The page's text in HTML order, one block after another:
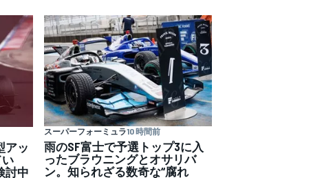
アッ
い
討中
スーパーフォーミュラ10 時間前
雨のSF富士で予選トップ3に入
ったブラウニングとオサリバ
ン。知られざる数奇な“腐れ